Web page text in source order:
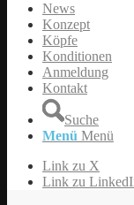
News
Konzept
Köpfe
Konditionen
Anmeldung
Kontakt
Suche
Menü Menü
Link zu X
Link zu